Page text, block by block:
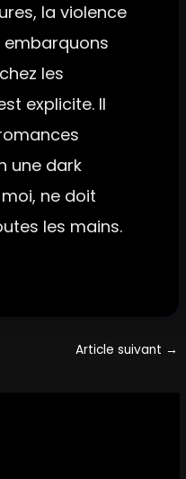
la violence
embarquons
les
explicite. Il
une dark
ne doit
les mains.
Article suivant →